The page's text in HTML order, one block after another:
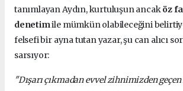
tanımlayan Aydın, kurtuluşun ancaköz
denetimile mümkün olabileceğini
felsefi bir ayna tutan yazar, şu can alıcı
sarsıyor:
"Dışarı çıkmadan evvel zihnimizden